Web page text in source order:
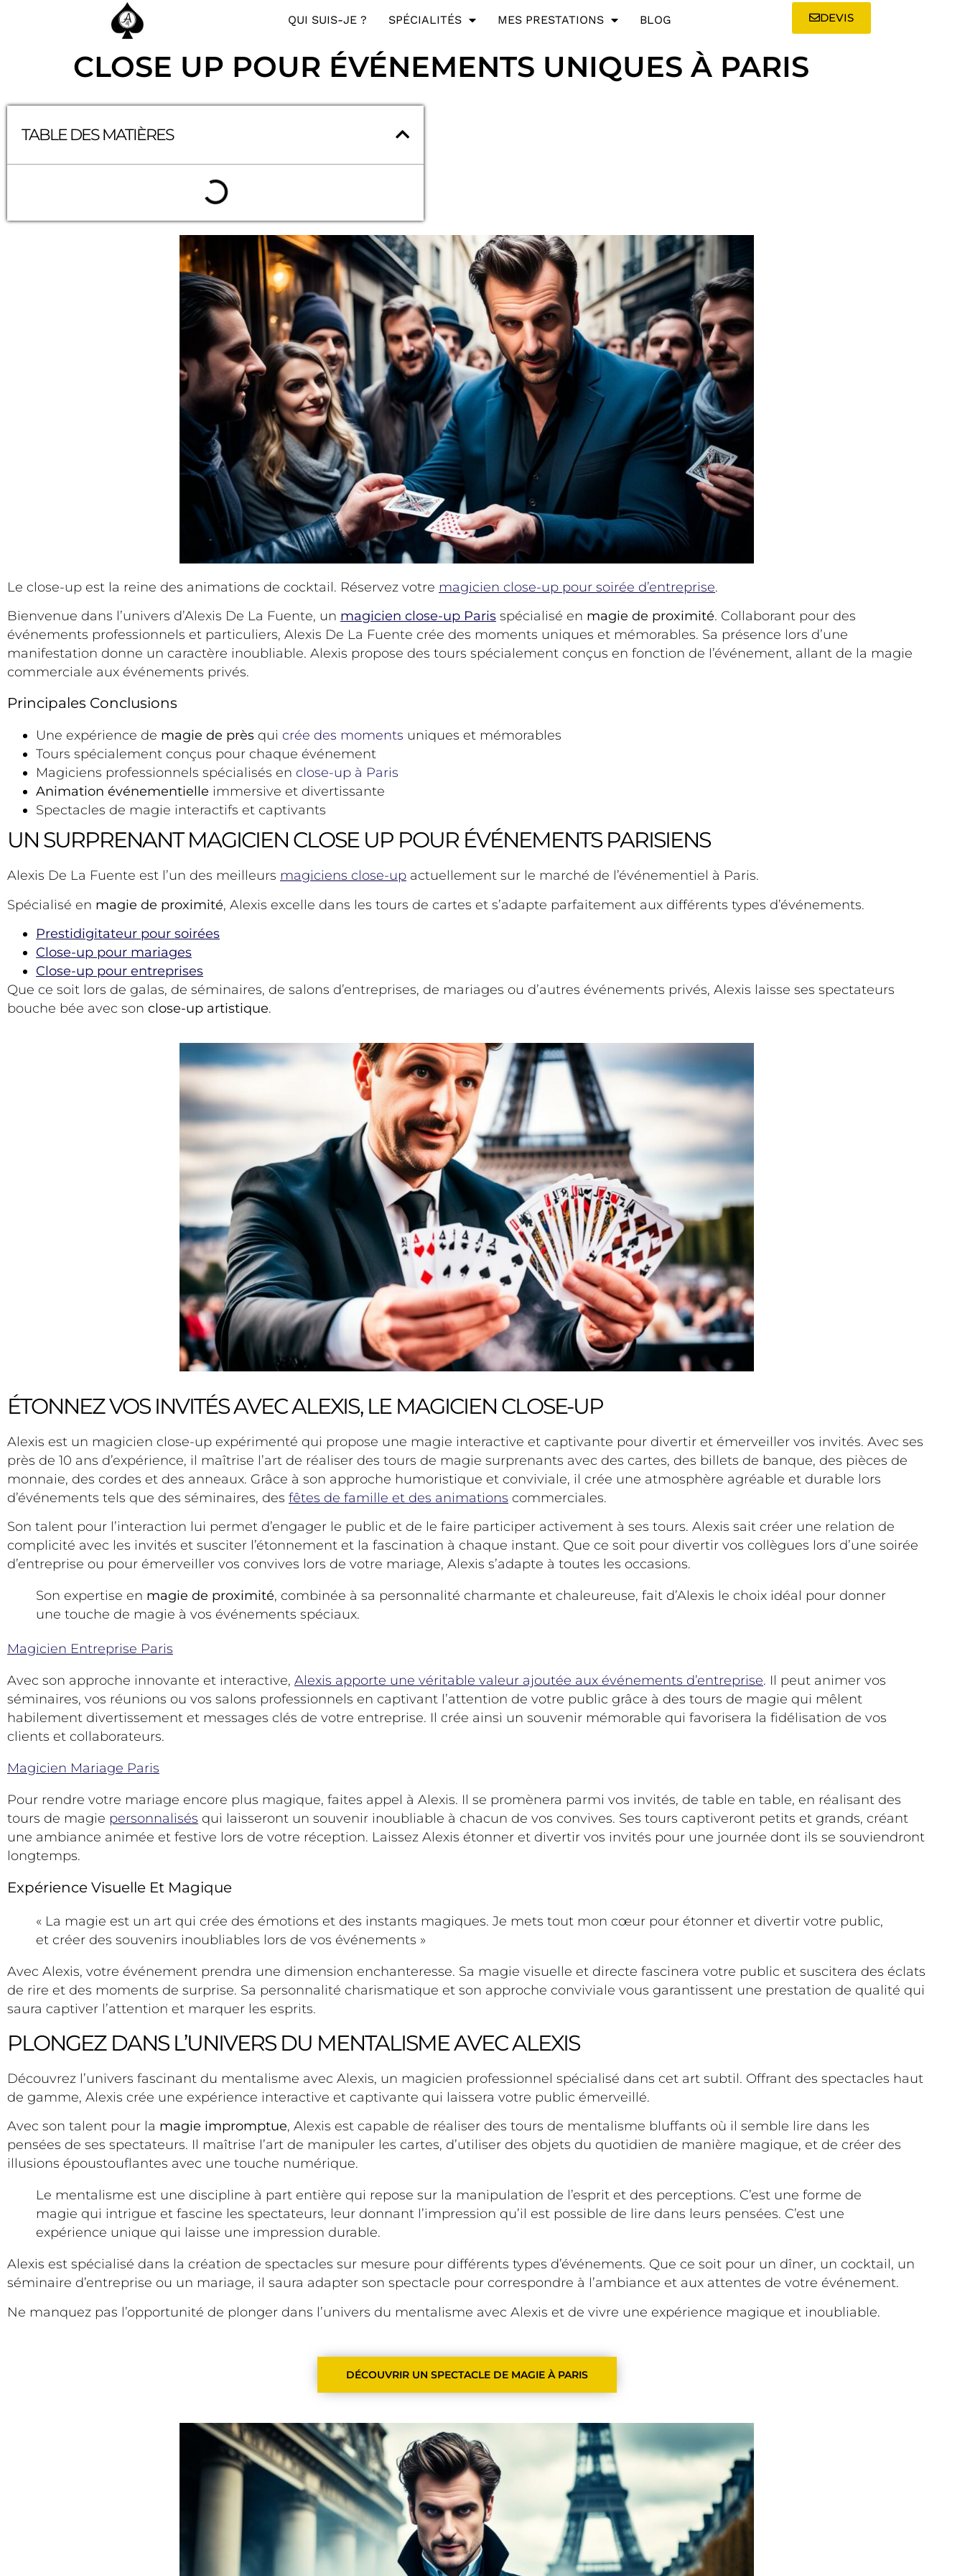
QUI SUIS-JE ? SPÉCIALITÉS MES PRESTATIONS BLOG DEVIS
CLOSE UP POUR ÉVÉNEMENTS UNIQUES À PARIS
TABLE DES MATIÈRES
Le close-up est la reine des animations de cocktail. Réservez votre magicien close-up pour soirée d’entreprise.
Bienvenue dans l’univers d’Alexis De La Fuente, un magicien close-up Paris spécialisé en magie de proximité. Collaborant pour des
événements professionnels et particuliers, Alexis De La Fuente crée des moments uniques et mémorables. Sa présence lors d’une
manifestation donne un caractère inoubliable. Alexis propose des tours spécialement conçus en fonction de l’événement, allant de la magie
commerciale aux événements privés.
Principales Conclusions
Une expérience de magie de près qui crée des moments uniques et mémorables
Tours spécialement conçus pour chaque événement
Magiciens professionnels spécialisés en close-up à Paris
Animation événementielle immersive et divertissante
Spectacles de magie interactifs et captivants
UN SURPRENANT MAGICIEN CLOSE UP POUR ÉVÉNEMENTS PARISIENS
Alexis De La Fuente est l’un des meilleurs magiciens close-up actuellement sur le marché de l’événementiel à Paris.
Spécialisé en magie de proximité, Alexis excelle dans les tours de cartes et s’adapte parfaitement aux différents types d’événements.
Prestidigitateur pour soirées
Close-up pour mariages
Close-up pour entreprises
Que ce soit lors de galas, de séminaires, de salons d’entreprises, de mariages ou d’autres événements privés, Alexis laisse ses spectateurs
bouche bée avec son close-up artistique.
ÉTONNEZ VOS INVITÉS AVEC ALEXIS, LE MAGICIEN CLOSE-UP
Alexis est un magicien close-up expérimenté qui propose une magie interactive et captivante pour divertir et émerveiller vos invités. Avec ses
près de 10 ans d’expérience, il maîtrise l’art de réaliser des tours de magie surprenants avec des cartes, des billets de banque, des pièces de
monnaie, des cordes et des anneaux. Grâce à son approche humoristique et conviviale, il crée une atmosphère agréable et durable lors
d’événements tels que des séminaires, des fêtes de famille et des animations commerciales.
Son talent pour l’interaction lui permet d’engager le public et de le faire participer activement à ses tours. Alexis sait créer une relation de
complicité avec les invités et susciter l’étonnement et la fascination à chaque instant. Que ce soit pour divertir vos collègues lors d’une soirée
d’entreprise ou pour émerveiller vos convives lors de votre mariage, Alexis s’adapte à toutes les occasions.
Son expertise en magie de proximité, combinée à sa personnalité charmante et chaleureuse, fait d’Alexis le choix idéal pour donner
une touche de magie à vos événements spéciaux.
Magicien Entreprise Paris
Avec son approche innovante et interactive, Alexis apporte une véritable valeur ajoutée aux événements d’entreprise. Il peut animer vos
séminaires, vos réunions ou vos salons professionnels en captivant l’attention de votre public grâce à des tours de magie qui mêlent
habilement divertissement et messages clés de votre entreprise. Il crée ainsi un souvenir mémorable qui favorisera la fidélisation de vos
clients et collaborateurs.
Magicien Mariage Paris
Pour rendre votre mariage encore plus magique, faites appel à Alexis. Il se promènera parmi vos invités, de table en table, en réalisant des
tours de magie personnalisés qui laisseront un souvenir inoubliable à chacun de vos convives. Ses tours captiveront petits et grands, créant
une ambiance animée et festive lors de votre réception. Laissez Alexis étonner et divertir vos invités pour une journée dont ils se souviendront
longtemps.
Expérience Visuelle Et Magique
« La magie est un art qui crée des émotions et des instants magiques. Je mets tout mon cœur pour étonner et divertir votre public,
et créer des souvenirs inoubliables lors de vos événements »
Avec Alexis, votre événement prendra une dimension enchanteresse. Sa magie visuelle et directe fascinera votre public et suscitera des éclats
de rire et des moments de surprise. Sa personnalité charismatique et son approche conviviale vous garantissent une prestation de qualité qui
saura captiver l’attention et marquer les esprits.
PLONGEZ DANS L’UNIVERS DU MENTALISME AVEC ALEXIS
Découvrez l’univers fascinant du mentalisme avec Alexis, un magicien professionnel spécialisé dans cet art subtil. Offrant des spectacles haut
de gamme, Alexis crée une expérience interactive et captivante qui laissera votre public émerveillé.
Avec son talent pour la magie impromptue, Alexis est capable de réaliser des tours de mentalisme bluffants où il semble lire dans les
pensées de ses spectateurs. Il maîtrise l’art de manipuler les cartes, d’utiliser des objets du quotidien de manière magique, et de créer des
illusions époustouflantes avec une touche numérique.
Le mentalisme est une discipline à part entière qui repose sur la manipulation de l’esprit et des perceptions. C’est une forme de
magie qui intrigue et fascine les spectateurs, leur donnant l’impression qu’il est possible de lire dans leurs pensées. C’est une
expérience unique qui laisse une impression durable.
Alexis est spécialisé dans la création de spectacles sur mesure pour différents types d’événements. Que ce soit pour un dîner, un cocktail, un
séminaire d’entreprise ou un mariage, il saura adapter son spectacle pour correspondre à l’ambiance et aux attentes de votre événement.
Ne manquez pas l’opportunité de plonger dans l’univers du mentalisme avec Alexis et de vivre une expérience magique et inoubliable.
DÉCOUVRIR UN SPECTACLE DE MAGIE À PARIS